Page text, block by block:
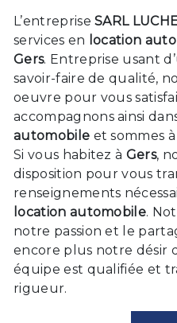
L’entrepriseSARL
services en location
Gers. Entreprise usant
savoir-faire de qualité,
oeuvre pour vous
accompagnons ainsi
automobile et sommes
Si vous habitez à Gers,
disposition pour vous
renseignements
location automobile.
notre passion et le
encore plus notre désir
équipe est qualifiée et
rigueur.